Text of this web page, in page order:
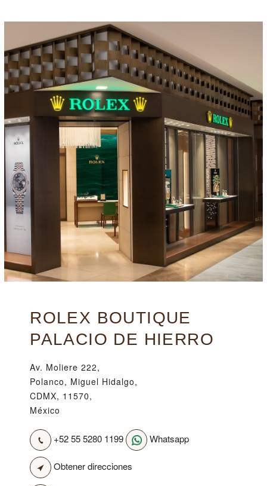
ROLEX BOUTIQUE
PALACIO DE HIERRO
Av. Moliere 222,
Polanco, Miguel Hidalgo,
CDMX, 11570,
México
+52 55 5280 1199 Whatsapp
Obtener direcciones